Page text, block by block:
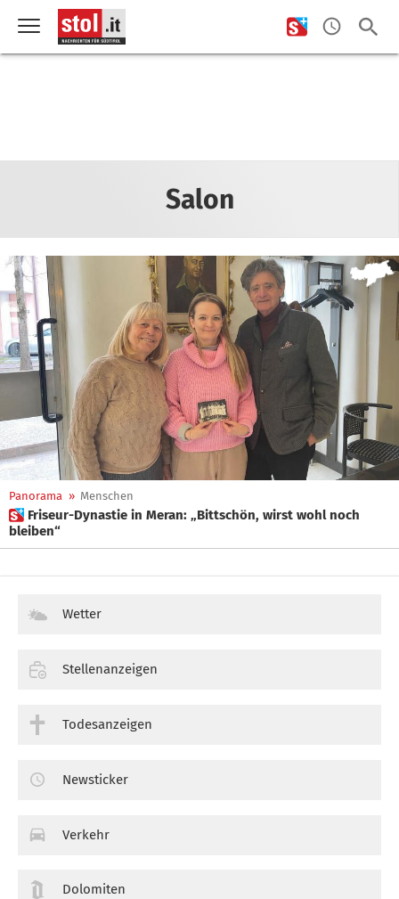
Salon
Panorama » Menschen
 Friseur-Dynastie in Meran: „Bittschön, wirst wohl noch
bleiben“
Wetter
Stellenanzeigen
Todesanzeigen
Newsticker
Verkehr
Dolomiten